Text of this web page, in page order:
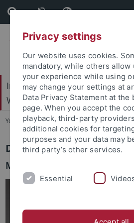
Skip
to
content
Skip
to
footer
Internationales Zentrum für
Wissenschaften (IZEW)
You are here: Startseite ... Team
Dr. Matthias Meitzler
Medienethik,
Privacy settings
Our website uses cookies.
mandatory, while others allow
your experience while using
may change your settings at
Data Privacy Statement at the
page. When you accept the
playback, third-party
additional cookies for
purposes and your data may
third party’s other services.
Essential